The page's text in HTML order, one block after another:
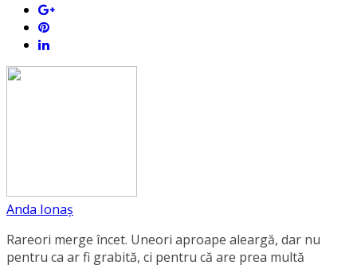
Anda Ionaș
Rareori merge încet. Uneori aproape aleargă, dar nu
pentru ca ar fi grabită, ci pentru că are prea multă